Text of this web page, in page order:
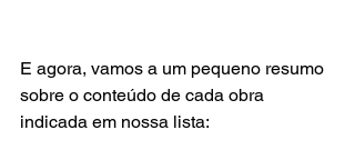
E agora, vamos a um pequeno resumo
sobre o conteúdo de cada obra
indicada em nossa lista: